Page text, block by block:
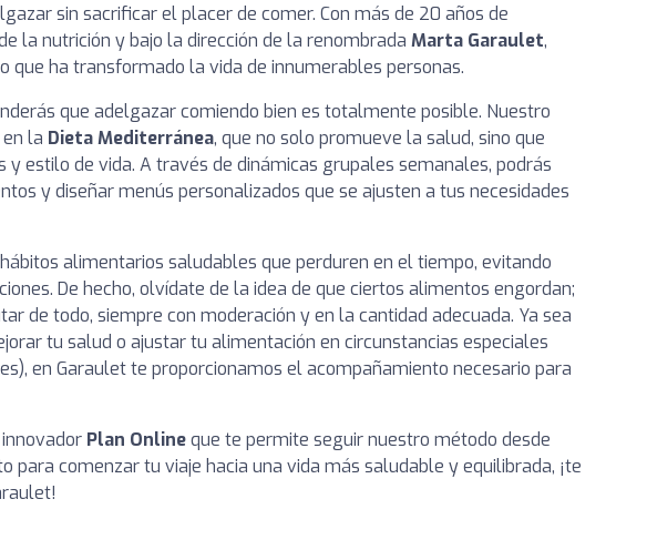
sin sacrificar el placer de comer. Con más de 20 años de
la nutrición y bajo la dirección de la renombrada Marta Garaulet,
que ha transformado la vida de innumerables personas.
que adelgazar comiendo bien es totalmente posible. Nuestro
la Dieta Mediterránea, que no solo promueve la salud, sino que
estilo de vida. A través de dinámicas grupales semanales, podrás
y diseñar menús personalizados que se ajusten a tus necesidades
alimentarios saludables que perduren en el tiempo, evitando
De hecho, olvídate de la idea de que ciertos alimentos engordan;
de todo, siempre con moderación y en la cantidad adecuada. Ya sea
tu salud o ajustar tu alimentación en circunstancias especiales
en Garaulet te proporcionamos el acompañamiento necesario para
Plan Onlineque te permite seguir nuestro método desde
para comenzar tu viaje hacia una vida más saludable y equilibrada, ¡te